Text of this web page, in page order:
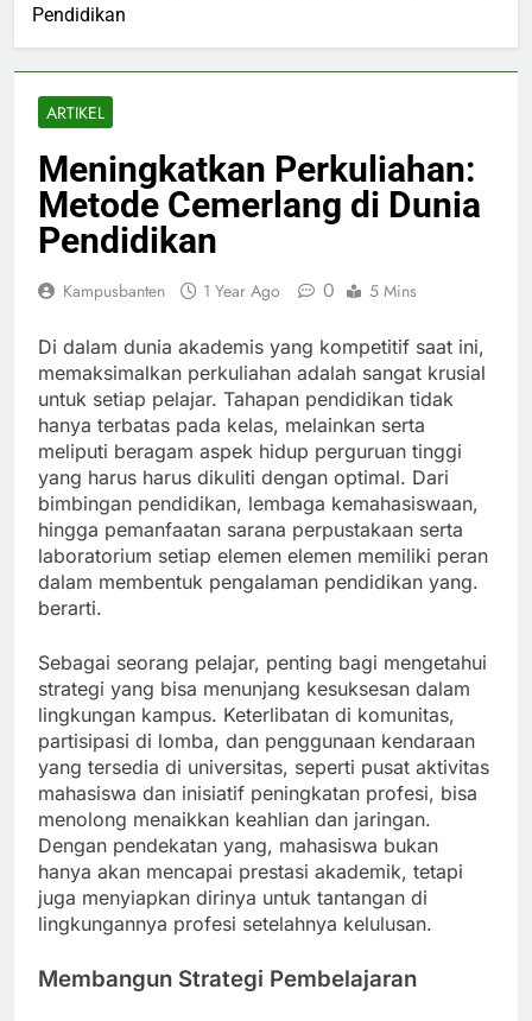
Pendidikan
ARTIKEL
Meningkatkan Perkuliahan:
Metode Cemerlang di Dunia
Pendidikan
Kampusbanten 1 Year Ago 0 5 Mins
Di dalam dunia akademis yang kompetitif saat ini,
memaksimalkan perkuliahan adalah sangat krusial
untuk setiap pelajar. Tahapan pendidikan tidak
hanya terbatas pada kelas, melainkan serta
meliputi beragam aspek hidup perguruan tinggi
yang harus harus dikuliti dengan optimal. Dari
bimbingan pendidikan, lembaga kemahasiswaan,
hingga pemanfaatan sarana perpustakaan serta
laboratorium setiap elemen elemen memiliki peran
dalam membentuk pengalaman pendidikan yang.
berarti.
Sebagai seorang pelajar, penting bagi mengetahui
strategi yang bisa menunjang kesuksesan dalam
lingkungan kampus. Keterlibatan di komunitas,
partisipasi di lomba, dan penggunaan kendaraan
yang tersedia di universitas, seperti pusat aktivitas
mahasiswa dan inisiatif peningkatan profesi, bisa
menolong menaikkan keahlian dan jaringan.
Dengan pendekatan yang, mahasiswa bukan
hanya akan mencapai prestasi akademik, tetapi
juga menyiapkan dirinya untuk tantangan di
lingkungannya profesi setelahnya kelulusan.
Membangun Strategi Pembelajaran